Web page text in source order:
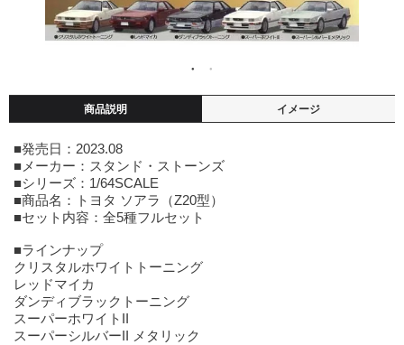
商品説明 イメージ
■発売日：2023.08
■メーカー：スタンド・ストーンズ
■シリーズ：1/64SCALE
■商品名：トヨタ ソアラ（Z20型）
■セット内容：全5種フルセット
■ラインナップ
クリスタルホワイトトーニング
レッドマイカ
ダンディブラックトーニング
スーパーホワイトII
スーパーシルバーII メタリック